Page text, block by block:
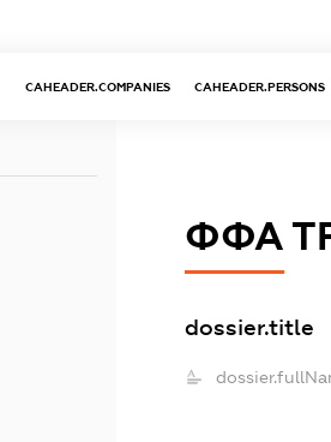
CAHEADER.COMPANIES CAHEADER.PERSONS
ФФА
dossier.title